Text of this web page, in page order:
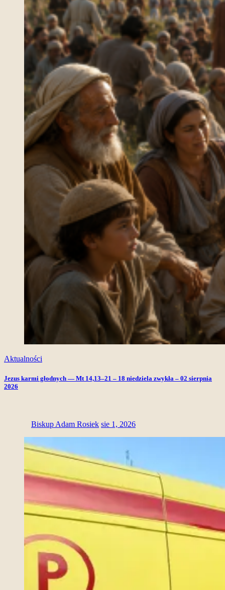
Aktualności
Jezus karmi głodnych — Mt 14,13–21 – 18 niedziela zwykła – 02 sierpnia
2026
Biskup Adam Rosiek sie 1, 2026